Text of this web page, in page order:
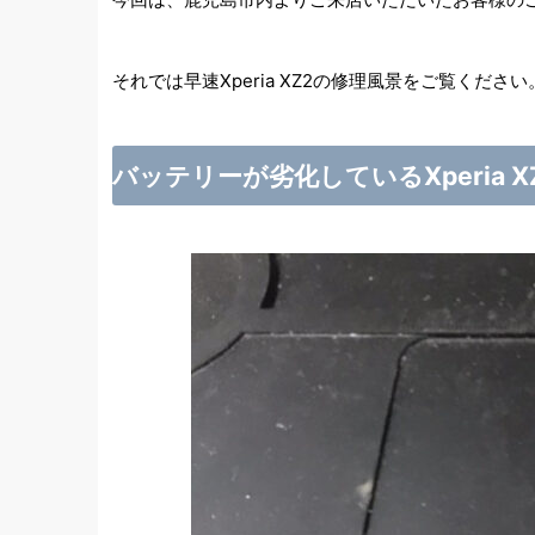
それでは早速Xperia XZ2の修理風景をご覧ください
バッテリーが劣化しているXperia